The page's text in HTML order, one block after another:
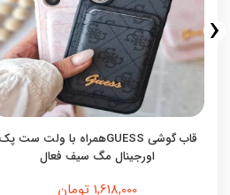
قاب گوشی GUESSهمراه با ولت ست پک
اورجینال مگ سیف فعال
1,618,000 تومان
‹